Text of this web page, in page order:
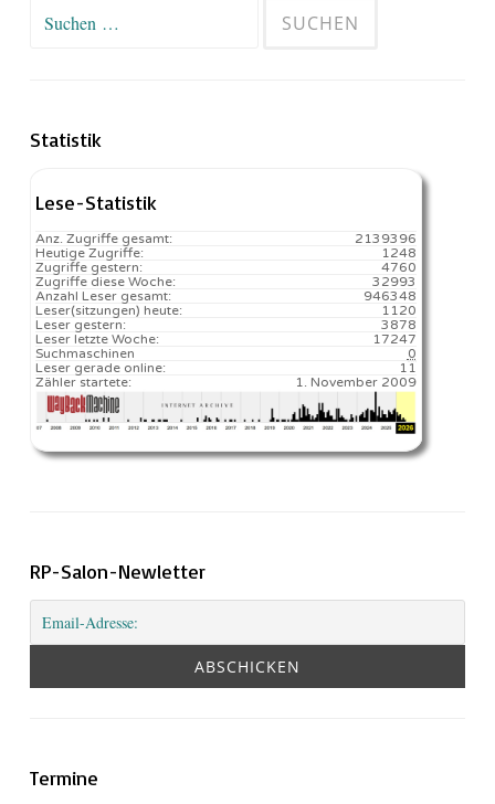
Suchen
Statistik
Lese-Statistik
2139396
Anz. Zugriffe gesamt:
1248
Heutige Zugriffe:
4760
Zugriffe gestern:
32993
Zugriffe diese Woche:
946348
Anzahl Leser gesamt:
1120️
Leser(sitzungen) heute:
3878
Leser gestern:
17247️
Leser letzte Woche:
0
Suchmaschinen
11
Leser gerade online:
1. November 2009
Zähler startete:
RP-Salon-Newletter
Termine